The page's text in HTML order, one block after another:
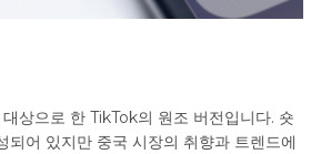
상으로 한 TikTok의 원조 버전입니다. 숏
되어 있지만 중국 시장의 취향과 트렌드에